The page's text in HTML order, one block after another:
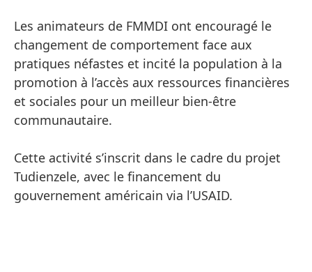
Les animateurs de FMMDI ont encouragé le
changement de comportement face aux
pratiques néfastes et incité la population à la
promotion à l’accès aux ressources financières
et sociales pour un meilleur bien-être
communautaire.
Cette activité s’inscrit dans le cadre du projet
Tudienzele, avec le financement du
gouvernement américain via l’USAID.